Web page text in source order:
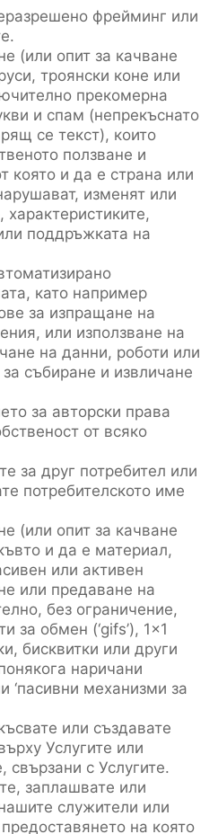
фрейминг или
(или опит за качване
троянски коне или
прекомерна
и спам (непрекъснато
се текст), които
ползване и
която и да е страна или
изменят или
характеристиките,
поддръжката на
като например
за изпращане на
или използване на
на данни, роботи или
събиране и извличане
за авторски права
от всяко
за друг потребител или
потребителското име
(или опит за качване
и да е материал,
или активен
или предаване на
без ограничение,
за обмен (‘gifs’), 1×1
бисквитки или други
наричани
‘пасивни механизми за
или създавате
Услугите или
свързани с Услугите.
заплашвате или
служители или
на която